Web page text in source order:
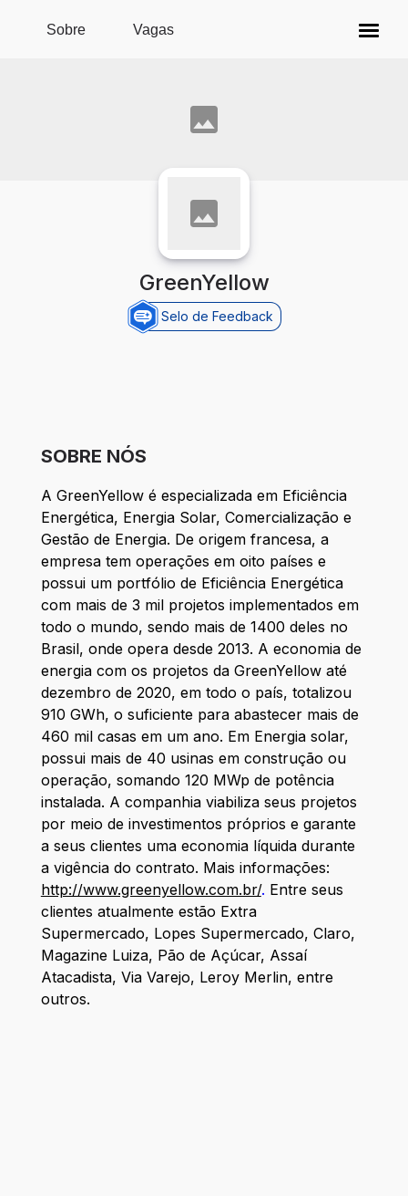
Pular para o conteúdo principal
Sobre Vagas
GreenYellow
Selo de Feedback
SOBRE NÓS
A GreenYellow é especializada em Eficiência
Energética, Energia Solar, Comercialização e
Gestão de Energia. De origem francesa, a
empresa tem operações em oito países e
possui um portfólio de Eficiência Energética
com mais de 3 mil projetos implementados em
todo o mundo, sendo mais de 1400 deles no
Brasil, onde opera desde 2013. A economia de
energia com os projetos da GreenYellow até
dezembro de 2020, em todo o país, totalizou
910 GWh, o suficiente para abastecer mais de
460 mil casas em um ano. Em Energia solar,
possui mais de 40 usinas em construção ou
operação, somando 120 MWp de potência
instalada. A companhia viabiliza seus projetos
por meio de investimentos próprios e garante
a seus clientes uma economia líquida durante
a vigência do contrato. Mais informações:
http://www.greenyellow.com.br/. Entre seus
clientes atualmente estão Extra
Supermercado, Lopes Supermercado, Claro,
Magazine Luiza, Pão de Açúcar, Assaí
Atacadista, Via Varejo, Leroy Merlin, entre
outros.